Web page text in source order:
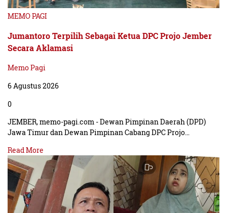
MEMO PAGI
Jumantoro Terpilih Sebagai Ketua DPC Projo Jember
Secara Aklamasi
Memo Pagi
6 Agustus 2026
0
JEMBER, memo-pagi.com - Dewan Pimpinan Daerah (DPD)
Jawa Timur dan Dewan Pimpinan Cabang DPC Projo…
Read More